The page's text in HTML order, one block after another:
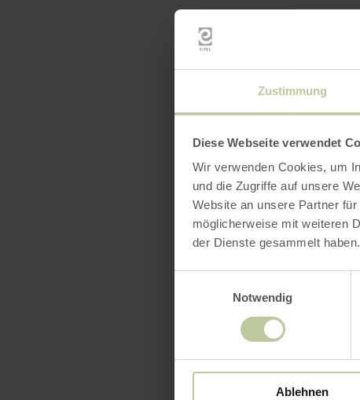
Zustimmung
Diese Webseite verwendet
Wir verwenden Cookies, um
und die Zugriffe auf unsere
Website an unsere Partner
möglicherweise mit weiteren
der Dienste gesammelt haben.
Notwendig
Ablehnen